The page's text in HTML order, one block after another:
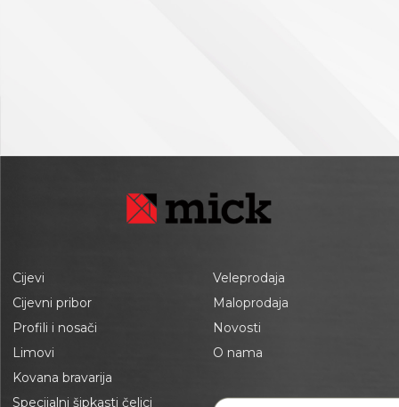
Cijevi
Cijevni pribor
Profili i nosači
Limovi
Kovana bravarija
Specijalni šipkasti čelici
Veleprodaja
Maloprodaja
Novosti
O nama